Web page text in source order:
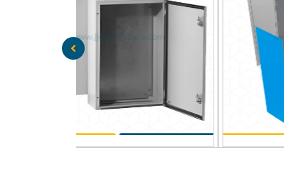
TAPA LATERAL 2000X800